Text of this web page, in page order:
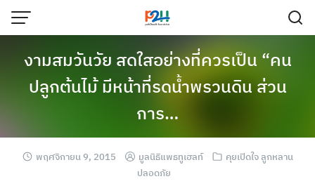
งามสมวันวัย สดใสอย่างที่ควรเป็น “คน
ปลูกต้นไม้ มีหน้าที่รดน้ำพรวนดิน ส่วน
การ…
พฤศจิกายน 9, 2015 มูลนิธิแพธทูเฮลท์
คุยเปิดใจ ลูกหลาน
ปลอดภัย